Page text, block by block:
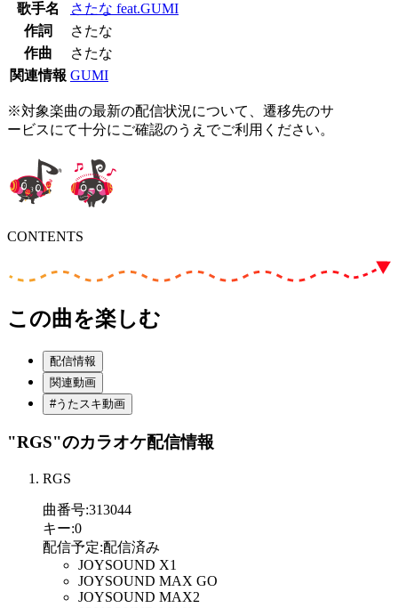
歌手名
さたな feat.GUMI
作詞
さたな
作曲
さたな
関連情報 GUMI
※対象楽曲の最新の配信状況について、遷移先のサ
ービスにて十分にご確認のうえでご利用ください。
CONTENTS
この曲を楽しむ
配信情報
関連動画
#うたスキ動画
"RGS"のカラオケ配信情報
RGS
曲番号:313044
キー:0
配信予定:配信済み
JOYSOUND X1
JOYSOUND MAX GO
JOYSOUND MAX2